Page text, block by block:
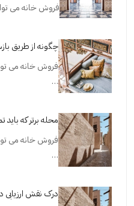
فروش خانه می
چگونه از طریق
فروش خانه می
…
محله برتر که باید
فروش خانه می
…
درک نقش ارزیابی